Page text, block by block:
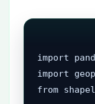
import
import
from